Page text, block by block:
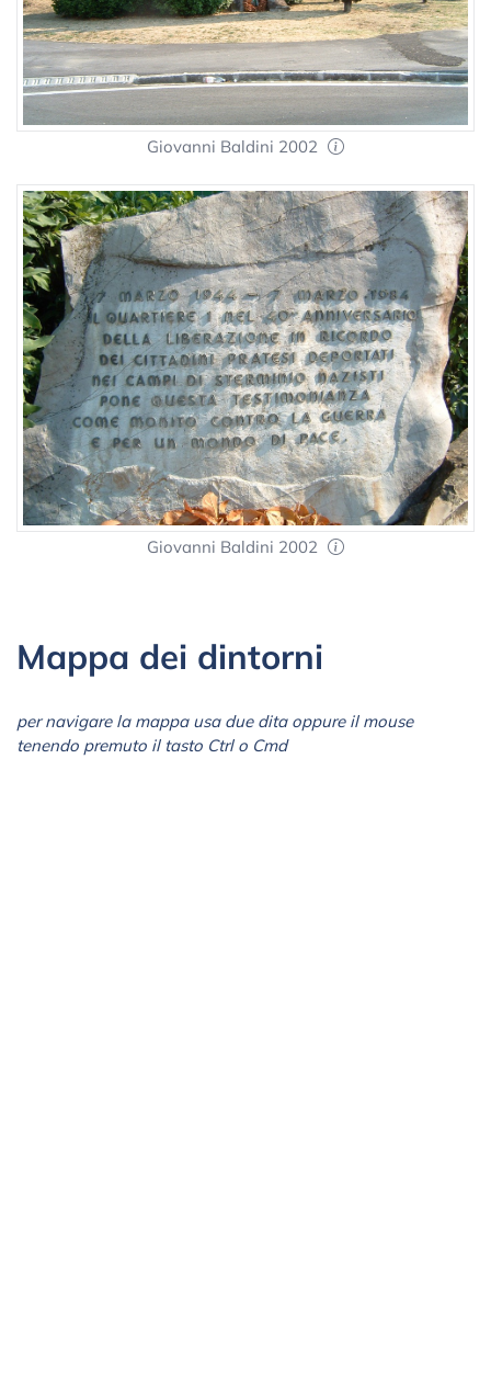
Giovanni Baldini 2002
Giovanni Baldini 2002
Mappa dei dintorni
per navigare la mappa usa due dita oppure il mouse
tenendo premuto il tasto Ctrl o Cmd